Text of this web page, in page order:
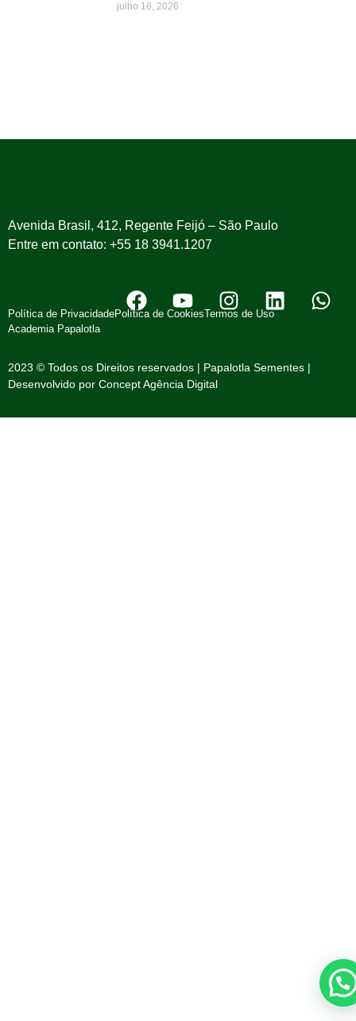
julho 16, 2026
Avenida Brasil, 412, Regente Feijó – São Paulo
Entre em contato: +55 18 3941.1207
Política de PrivacidadePolítica de CookiesTermos de Uso
Academia Papalotla
2023 © Todos os Direitos reservados | Papalotla Sementes |
Desenvolvido por Concept Agência Digital